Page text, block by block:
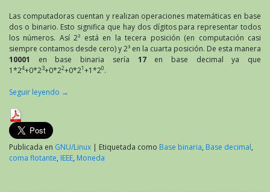
Las computadoras cuentan y realizan operaciones matemáticas en base
dos o binario. Esto significa que hay dos dígitos para representar todos
los números. Así 2² está en la tecera posición (en computación casi
siempre contamos desde cero) y 2³ en la cuarta posición. De esta manera
10001
en base binaria sería 17en base decimal ya que
1*24+0*23+0*22+0*21+1*20.
Seguir leyendo →
Publicada en GNU/Linux | Etiquetada como Base binaria, Base decimal,
coma flotante, IEEE, Moneda